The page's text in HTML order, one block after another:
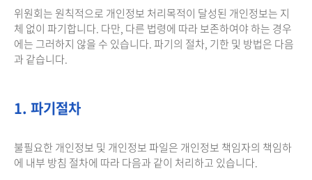
위원회는 원칙적으로 개인정보 처리목적이 달성된 개인정보는 지
체 없이 파기합니다. 다만, 다른 법령에 따라 보존하여야 하는 경우
에는 그러하지 않을 수 있습니다. 파기의 절차, 기한 및 방법은 다음
과 같습니다.
1. 파기절차
불필요한 개인정보 및 개인정보 파일은 개인정보 책임자의 책임하
에 내부 방침 절차에 따라 다음과 같이 처리하고 있습니다.